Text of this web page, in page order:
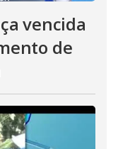
vencida
de